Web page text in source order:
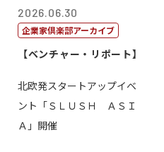
2026.06.30
企業家倶楽部アーカイブ
【ベンチャー・リポート】
北欧発スタートアップイベ
ント「ＳＬＵＳＨ ＡＳＩ
Ａ」開催